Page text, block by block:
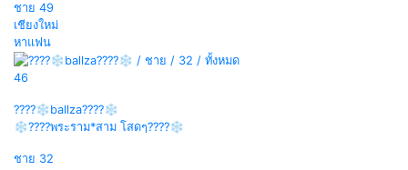
ชาย 49
เชียงใหม่
หาแฟน
46
????❄️ballza????❄️
❄️????พระราม*สาม โสดๆ????❄️
ชาย 32